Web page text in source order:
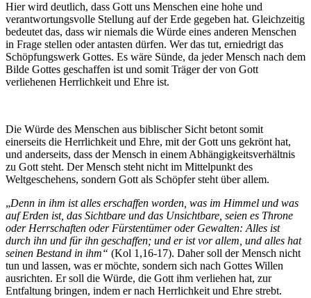
Hier wird deutlich, dass Gott uns Menschen eine hohe und
verantwortungsvolle Stellung auf der Erde gegeben hat. Gleichzeitig
bedeutet das, dass wir niemals die Würde eines anderen Menschen
in Frage stellen oder antasten dürfen. Wer das tut, erniedrigt das
Schöpfungswerk Gottes. Es wäre Sünde, da jeder Mensch nach dem
Bilde Gottes geschaffen ist und somit Träger der von Gott
verliehenen Herrlichkeit und Ehre ist.
Die Würde des Menschen aus biblischer Sicht betont somit
einerseits die Herrlichkeit und Ehre, mit der Gott uns gekrönt hat,
und anderseits, dass der Mensch in einem Abhängigkeitsverhältnis
zu Gott steht. Der Mensch steht nicht im Mittelpunkt des
Weltgeschehens, sondern Gott als Schöpfer steht über allem.
„Denn in ihm ist alles erschaffen worden, was im Himmel und was
auf Erden ist, das Sichtbare und das Unsichtbare, seien es Throne
oder Herrschaften oder Fürstentümer oder Gewalten: Alles ist
durch ihn und für ihn geschaffen; und er ist vor allem, und alles hat
seinen Bestand in ihm“ (Kol 1,16-17). Daher soll der Mensch nicht
tun und lassen, was er möchte, sondern sich nach Gottes Willen
ausrichten. Er soll die Würde, die Gott ihm verliehen hat, zur
Entfaltung bringen, indem er nach Herrlichkeit und Ehre strebt.